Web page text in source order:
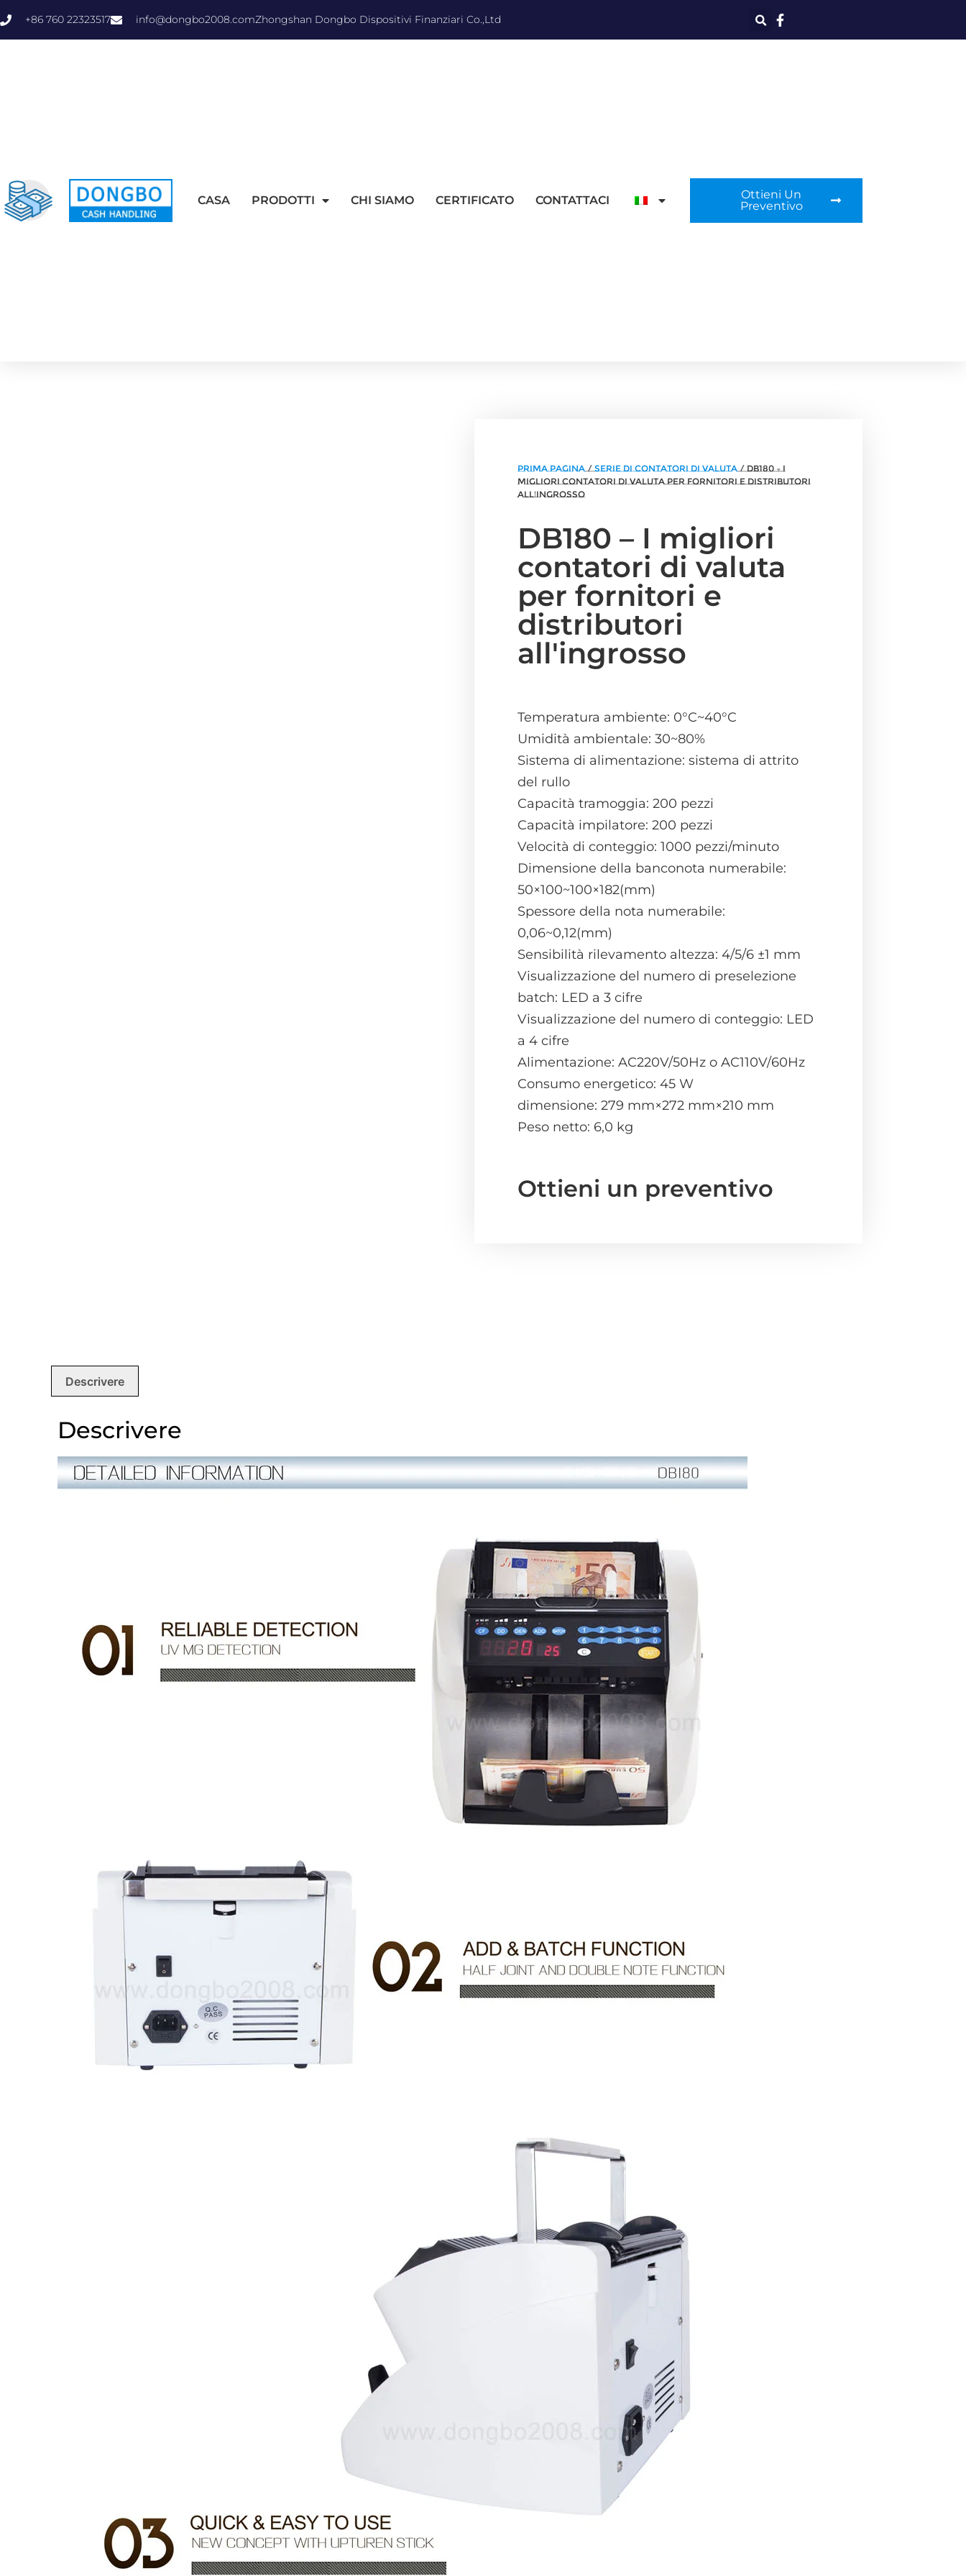
+86 760 22323517 info@dongbo2008.comZhongshan Dongbo Dispositivi Finanziari Co.,Ltd
CASA PRODOTTI CHI SIAMO CERTIFICATO CONTATTACI
Ottieni Un
Preventivo
Prima pagina/Serie di contatori di valuta/ DB180 – I
migliori contatori di valuta per fornitori e distributori
all'ingrosso
DB180 – I migliori
contatori di valuta
per fornitori e
distributori
all'ingrosso
Temperatura ambiente: 0°C~40°C
Umidità ambientale: 30~80%
Sistema di alimentazione: sistema di attrito
del rullo
Capacità tramoggia: 200 pezzi
Capacità impilatore: 200 pezzi
Velocità di conteggio: 1000 pezzi/minuto
Dimensione della banconota numerabile:
50×100~100×182(mm)
Spessore della nota numerabile:
0,06~0,12(mm)
Sensibilità rilevamento altezza: 4/5/6 ±1 mm
Visualizzazione del numero di preselezione
batch: LED a 3 cifre
Visualizzazione del numero di conteggio: LED
a 4 cifre
Alimentazione: AC220V/50Hz o AC110V/60Hz
Consumo energetico: 45 W
dimensione: 279 mm×272 mm×210 mm
Peso netto: 6,0 kg
Ottieni un preventivo
Descrivere
Descrivere